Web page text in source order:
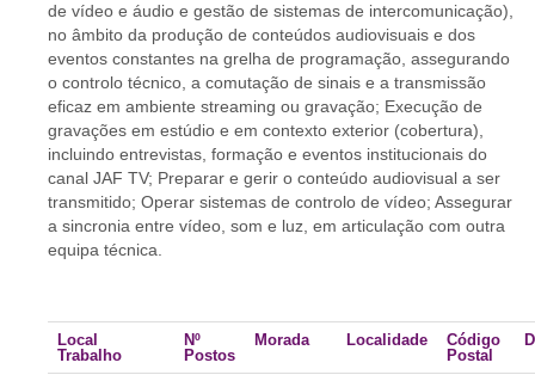
de vídeo e áudio e gestão de sistemas de intercomunicação),
no âmbito da produção de conteúdos audiovisuais e dos
eventos constantes na grelha de programação, assegurando
o controlo técnico, a comutação de sinais e a transmissão
eficaz em ambiente streaming ou gravação; Execução de
gravações em estúdio e em contexto exterior (cobertura),
incluindo entrevistas, formação e eventos institucionais do
canal JAF TV; Preparar e gerir o conteúdo audiovisual a ser
transmitido; Operar sistemas de controlo de vídeo; Assegurar
a sincronia entre vídeo, som e luz, em articulação com outra
equipa técnica.
Local
Trabalho
Nº
Postos
Morada Localidade
Código
Postal